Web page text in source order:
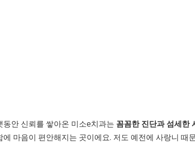
동안 신뢰를 쌓아온 미소e치과는 꼼꼼한 진단과 섬세한
에 마음이 편안해지는 곳이에요. 저도 예전에 사랑니 때